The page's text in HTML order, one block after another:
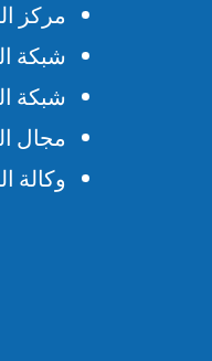
مركز
شبكة
شبكة
مجال
وكالة